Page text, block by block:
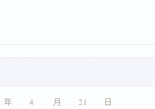
　　4 　　月　　21　　日